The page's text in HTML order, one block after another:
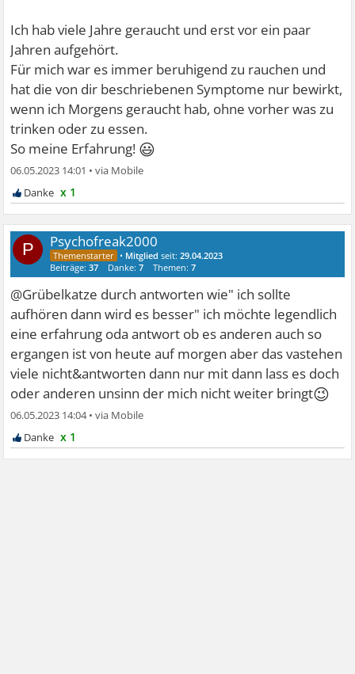
Ich hab viele Jahre geraucht und erst vor ein paar
Jahren aufgehört.
Für mich war es immer beruhigend zu rauchen und
hat die von dir beschriebenen Symptome nur bewirkt,
wenn ich Morgens geraucht hab, ohne vorher was zu
trinken oder zu essen.
So meine Erfahrung! 😃
06.05.2023 14:01 •
x 1
P Psychofreak2000
• Mitglied seit:29.04.2023
Beiträge:37 Danke:7 Themen:7
@Grübelkatze durch antworten wie" ich sollte
aufhören dann wird es besser" ich möchte legendlich
eine erfahrung oda antwort ob es anderen auch so
ergangen ist von heute auf morgen aber das vastehen
viele nicht&antworten dann nur mit dann lass es doch
oder anderen unsinn der mich nicht weiter bringt😉
06.05.2023 14:04•
x 1